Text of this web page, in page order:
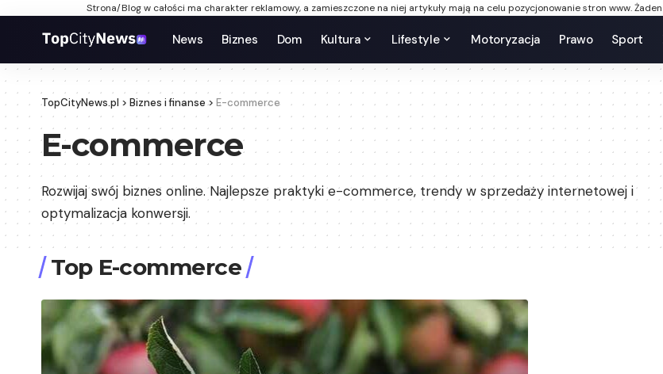
Strona/Blog w całości ma charakter reklamowy, a zamieszczone na niej artykuły mają na celu pozycjonowanie stron www.
News Biznes Dom Kultura Lifestyle Motoryzacja Prawo Sport
TopCityNews.pl > Biznes i finanse> E-commerce
E-commerce
Rozwijaj swój biznes online. Najlepsze praktyki e-commerce, trendy w sprzedaży internetowej i
optymalizacja konwersji.
Top E-commerce